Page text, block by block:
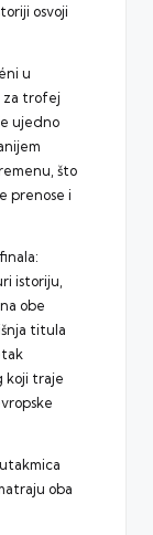
osvoji
u
za trofej
ujedno
što
prenose i
istoriju,
obe
titula
koji traje
oba